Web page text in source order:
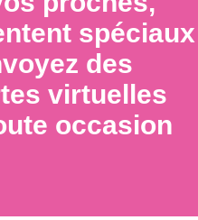
spéciaux
des
virtuelles
occasion